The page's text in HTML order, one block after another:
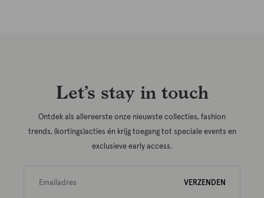
Let’s stay in touch
Ontdek als allereerste onze nieuwste collecties, fashion
trends, (kortings)acties én krijg toegang tot speciale events en
exclusieve early access.
VERZENDEN